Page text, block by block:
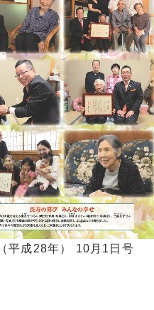
平成28年） 10月1日号